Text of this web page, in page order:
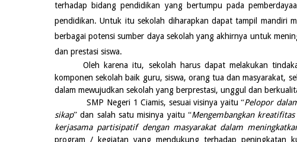
terhadap bidang pendidikan yang bertumpu pada
pendidikan. Untuk itu sekolah diharapkan dapat tampil mandiri
berbagai potensi sumber daya sekolah yang akhirnya untuk
dan prestasi siswa.
Oleh karena itu, sekolah harus dapat melakukan
komponen sekolah baik guru, siswa, orang tua dan masyarakat,
dalam mewujudkan sekolah yang berprestasi, unggul dan
SMP Negeri 1 Ciamis, sesuai visinya yaitu“Pelopor
sikap”dan salah satu misinya yaitu “Mengembangkan
kerjasama partisipatif dengan masyarakat dalam
program / kegiatan yang mendukung terhadap peningkatan